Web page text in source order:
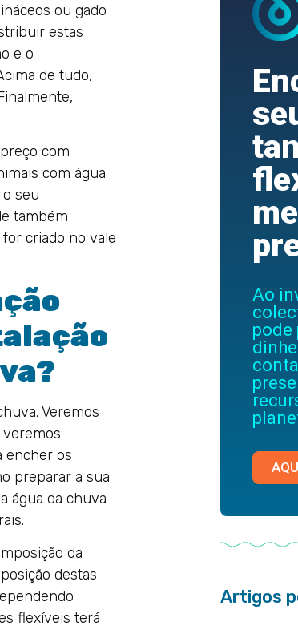
ou gado
estas
e o
de tudo,
com
com água
seu
também
criado no vale
Veremos
veremos
encher os
preparar a sua
água da chuva
da
destas
flexíveis terá
Ao
pode
Artigos